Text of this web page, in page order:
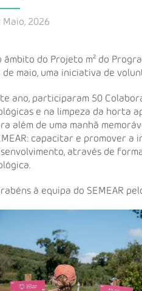
Maio, 2026
âmbito do Projeto m² do
de maio, uma iniciativa de
ano, participaram 50
e na limpeza da horta
além de uma manhã
capacitar e promover a
através de
à equipa do SEMEAR